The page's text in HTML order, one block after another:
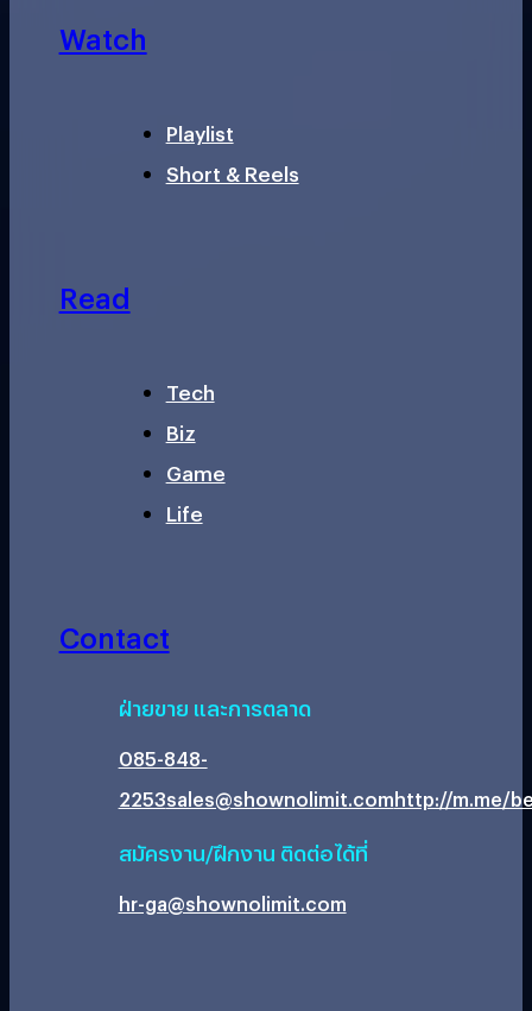
Watch
Playlist
Short & Reels
Read
Tech
Biz
Game
Life
Contact
ฝ่ายขาย และการตลาด
085-848-
2253sales@shownolimit.comhttp://m.me/
สมัครงาน/ฝึกงาน ติดต่อได้ที่
hr-ga@shownolimit.com